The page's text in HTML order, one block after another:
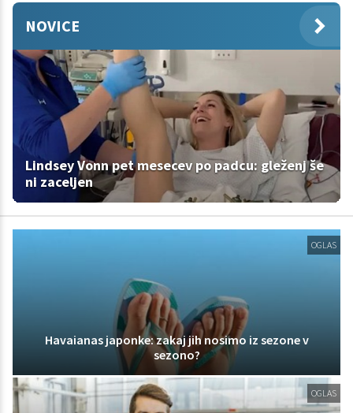
NOVICE
Lindsey Vonn pet mesecev po padcu: gleženj še
ni zaceljen
OGLAS
Havaianas japonke: zakaj jih nosimo iz sezone v
sezono?
OGLAS